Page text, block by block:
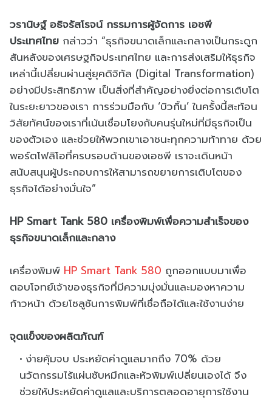
วรานิษฐ์ อธิจรัสโรจน์ กรรมการผู้จัดการ เอชพี
ประเทศไทย กล่าวว่า “ธุรกิจขนาดเล็กและกลางเป็นกระดูก
สันหลังของเศรษฐกิจประเทศไทย และการส่งเสริมให้ธุรกิจ
เหล่านี้เปลี่ยนผ่านสู่ยุคดิจิทัล (Digital Transformation)
อย่างมีประสิทธิภาพ เป็นสิ่งที่สำคัญอย่างยิ่งต่อการเติบโต
ในระยะยาวของเรา การร่วมมือกับ ‘บิวกิ้น’ ในครั้งนี้สะท้อน
วิสัยทัศน์ของเราที่เน้นเชื่อมโยงกับคนรุ่นใหม่ที่มีธุรกิจเป็น
ของตัวเอง และช่วยให้พวกเขาเอาชนะทุกความท้าทาย ด้วย
พอร์ตโฟลิโอที่ครบรอบด้านของเอชพี เราจะเดินหน้า
สนับสนุนผู้ประกอบการให้สามารถขยายการเติบโตของ
ธุรกิจได้อย่างมั่นใจ”
HP Smart Tank 580 เครื่องพิมพ์เพื่อความสำเร็จของ
ธุรกิจขนาดเล็กและกลาง
เครื่องพิมพ์ HP Smart Tank 580 ถูกออกแบบมาเพื่อ
ตอบโจทย์เจ้าของธุรกิจที่มีความมุ่งมั่นและมองหาความ
ก้าวหน้า ด้วยโซลูชันการพิมพ์ที่เชื่อถือได้และใช้งานง่าย
จุดแข็งของผลิตภัณฑ์
ง่ายคุ้มจบ ประหยัดค่าดูแลมากถึง 70% ด้วย
นวัตกรรมไร้แผ่นซับหมึกและหัวพิมพ์เปลี่ยนเองได้ จึง
ช่วยให้ประหยัดค่าดูแลและบริการตลอดอายุการใช้งาน